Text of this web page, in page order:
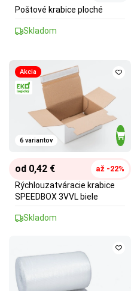
Poštové krabice ploché
Skladom
Akcia
6 variantov
od 0,42 € až -22%
Rýchlouzatváracie krabice
SPEEDBOX 3VVL biele
Skladom